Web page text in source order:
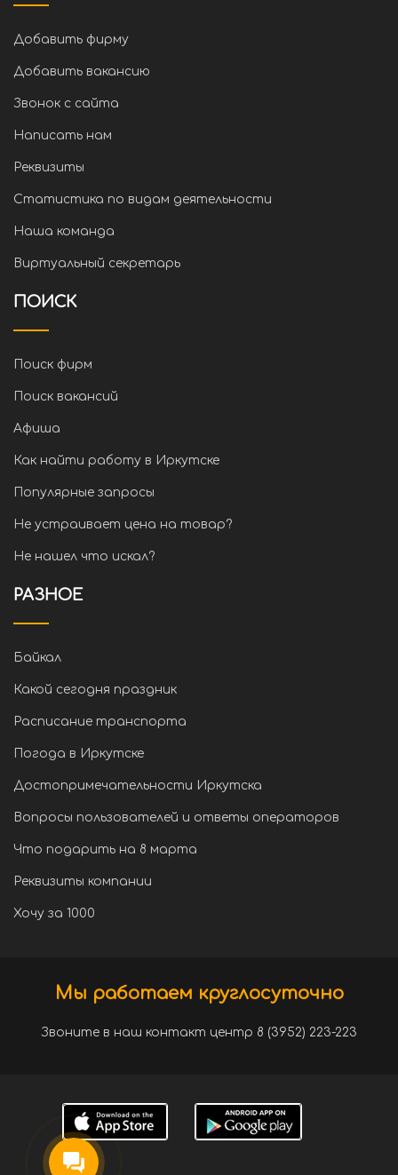
Добавить фирму
Добавить вакансию
Звонок с сайта
Написать нам
Реквизиты
Статистика по видам деятельности
Наша команда
Виртуальный секретарь
ПОИСК
Поиск фирм
Поиск вакансий
Афиша
Как найти работу в Иркутске
Популярные запросы
Не устраивает цена на товар?
Не нашел что искал?
РАЗНОЕ
Байкал
Какой сегодня праздник
Расписание транспорта
Погода в Иркутске
Достопримечательности Иркутска
Вопросы пользователей и ответы операторов
Что подарить на 8 марта
Реквизиты компании
Хочу за 1000
Мы работаем круглосуточно
Звоните в наш контакт центр 8 (3952) 223-223